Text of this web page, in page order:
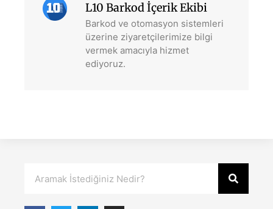
L10 Barkod İçerik Ekibi
Barkod ve otomasyon sistemleri
üzerine ziyaretçilerimize bilgi
vermek amacıyla hizmet
ediyoruz.